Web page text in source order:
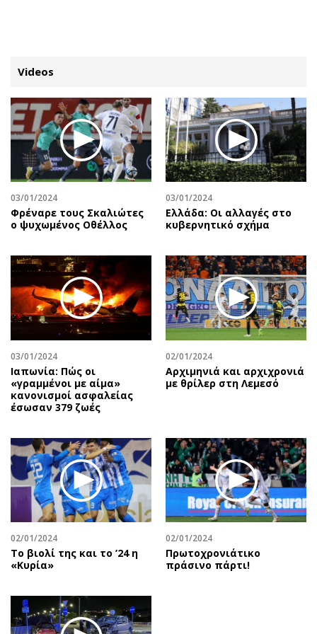
ΚΑΤΗΓΟΡΙΕΣ ΣΥΝΔΕΣΗ
Κύπρος
Παιδεία
Υγεία
Πολιτική
Βουλευτικές 2026
Προεδρικές 2023
Δημοσκοπήσεις
Διπλωματία
Αθλητισμός
Κύπρος
Ελλάδα
Διεθνή
Κληρώσεις Allwyn
Οικονομία
Real Estate
Επιχειρήσεις
Αγορές
Money Review
AstroBank Properties
Ενέργεια
Ναυτιλία
Απόψεις
Αρθρογραφία
The Hill
Υγεία
Αγγελίες
Πωλούνται
Ζητούν εργασία
Θέσεις εργασίας
Geek
Νέα
Κινητά-tablets
Social
Πολιτική
Οικονομία
Γενικά
Αναδρομές
Πρόσωπα
Περιβάλλον
Videos
03/01/2024
Φρέναρε τους Σκαλιώτες
ο ψυχωμένος Οθέλλος
03/01/2024
Ελλάδα: Οι αλλαγές στο
κυβερνητικό σχήμα
03/01/2024
Ιαπωνία: Πώς οι
«γραμμένοι με αίμα»
κανονισμοί ασφαλείας
έσωσαν 379 ζωές
02/01/2024
Αρχιμηνιά και αρχιχρονιά
με θρίλερ στη Λεμεσό
02/01/2024
Το βιολί της και το ’24 η
«Κυρία»
02/01/2024
Πρωτοχρονιάτικο
πράσινο πάρτι!